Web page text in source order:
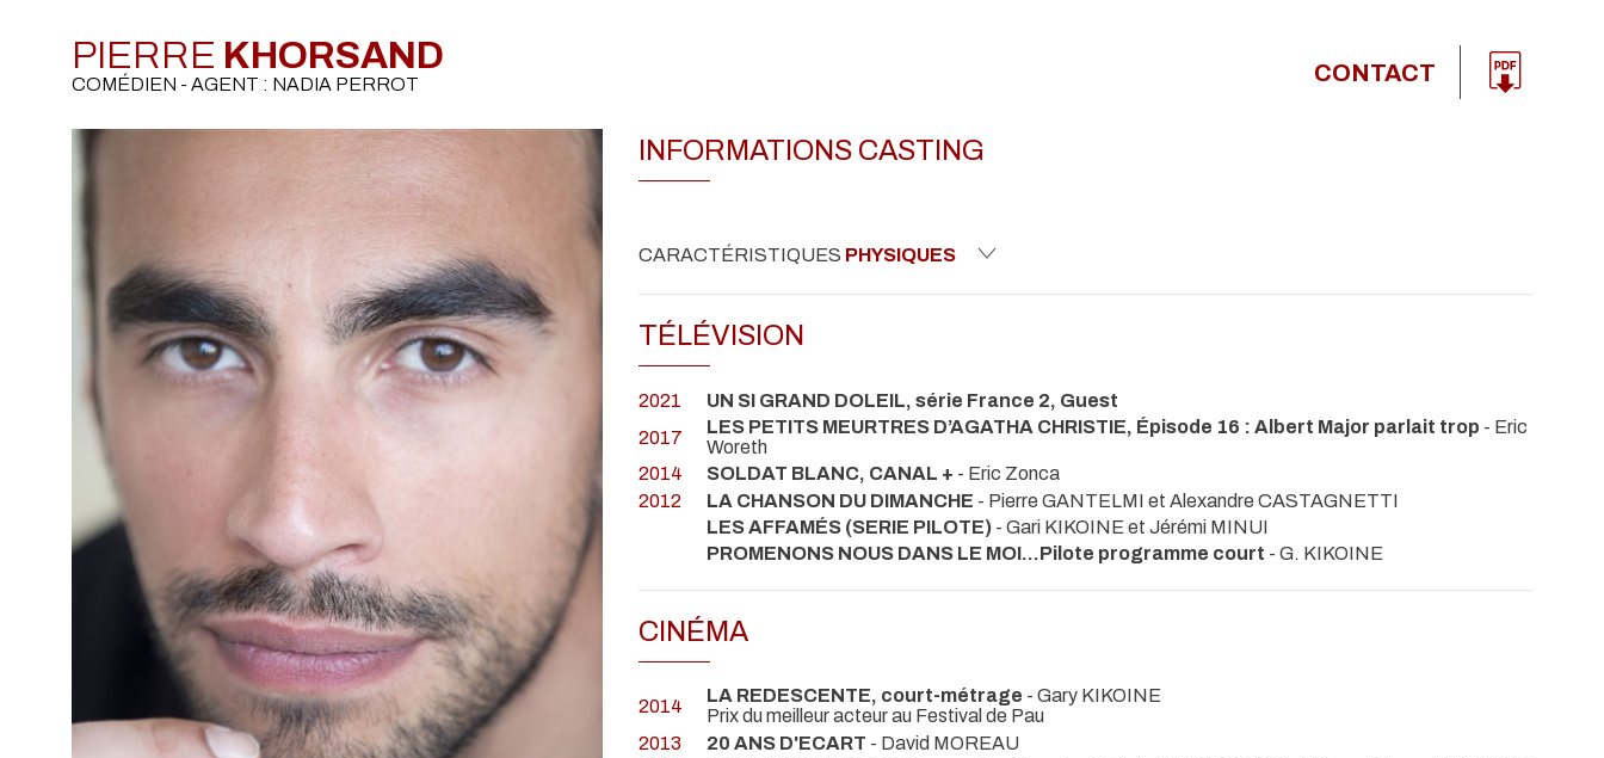
PIERRE KHORSAND
COMÉDIEN - AGENT : NADIA PERROT CONTACT
INFORMATIONS CASTING
CARACTÉRISTIQUES PHYSIQUES
TÉLÉVISION
2021
UN SI GRAND DOLEIL, série France 2, Guest
2017
LES PETITS MEURTRES D’AGATHA CHRISTIE, Épisode 16 : Albert Major parlait trop - Eric
Woreth
2014
SOLDAT BLANC, CANAL + - Eric Zonca
2012
LA CHANSON DU DIMANCHE - Pierre GANTELMI et Alexandre CASTAGNETTI
LES AFFAMÉS (SERIE PILOTE) - Gari KIKOINE et Jérémi MINUI
PROMENONS NOUS DANS LE MOI...Pilote programme court - G. KIKOINE
CINÉMA
2014 LA REDESCENTE, court-métrage - Gary KIKOINE
Prix du meilleur acteur au Festival de Pau
2013
20 ANS D'ECART - David MOREAU